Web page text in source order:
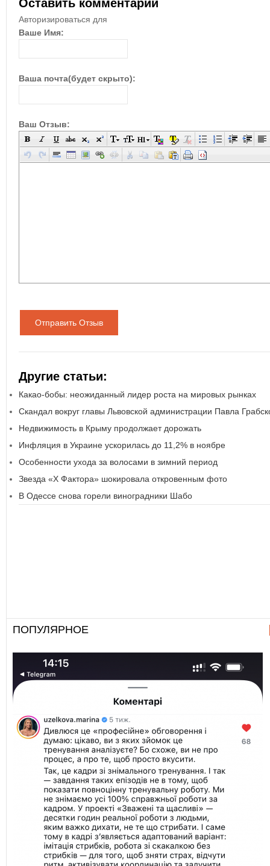
Оставить комментарий
Авторизироваться для
Ваше Имя:
Ваша почта(будет скрыто):
Ваш Отзыв:
Отправить Отзыв
Другие статьи:
Какао-бобы: неожиданный лидер роста на мировых рынках
Скандал вокруг главы Львовской администрации Павла
Недвижимость в Крыму продолжает дорожать
Инфляция в Украине ускорилась до 11,2% в ноябре
Особенности ухода за волосами в зимний период
Звезда «Х Фактора» шокировала откровенным фото
В Одессе снова горели виноградники Шабо
ПОПУЛЯРНОЕ